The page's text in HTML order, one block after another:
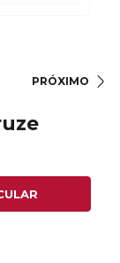
PRÓXIMO